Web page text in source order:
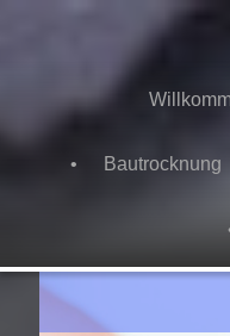
Bautrocknung